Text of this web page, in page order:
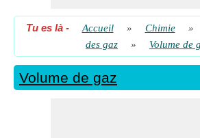
Tu es là- Accueil » Chimie »
des gaz
» Volume de
Volume de gaz